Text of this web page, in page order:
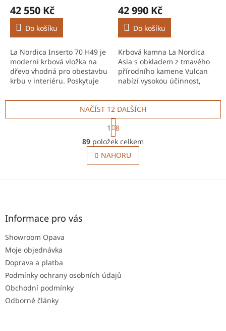
42 550 Kč
Do košíku
La Nordica Inserto 70 H49 je
moderní krbová vložka na
dřevo vhodná pro obestavbu
krbu v interiéru. Poskytuje
atmosféru.
42 990 Kč
Do košíku
Krbová kamna La Nordica
Asia s obkladem z tmavého
přírodního kamene Vulcan
nabízí vysokou účinnost,
robustní litinové topeniště
pro efektivní a...
O
v
l
á
ý
p
NAČÍST 12 DALŠÍCH
S
t
r
á
n
k
v
1
8
89 položek celkem
NAHORU
Z
Informace pro vás
Showroom Opava
Moje objednávka
Doprava a platba
Podmínky ochrany osobních údajů
Obchodní podmínky
Odborné články